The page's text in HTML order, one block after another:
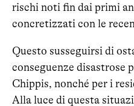
rischi noti fin dai primi
concretizzati con le
Questo susseguirsi di
conseguenze disastrose
Chippis, nonché per i
Alla luce di questa